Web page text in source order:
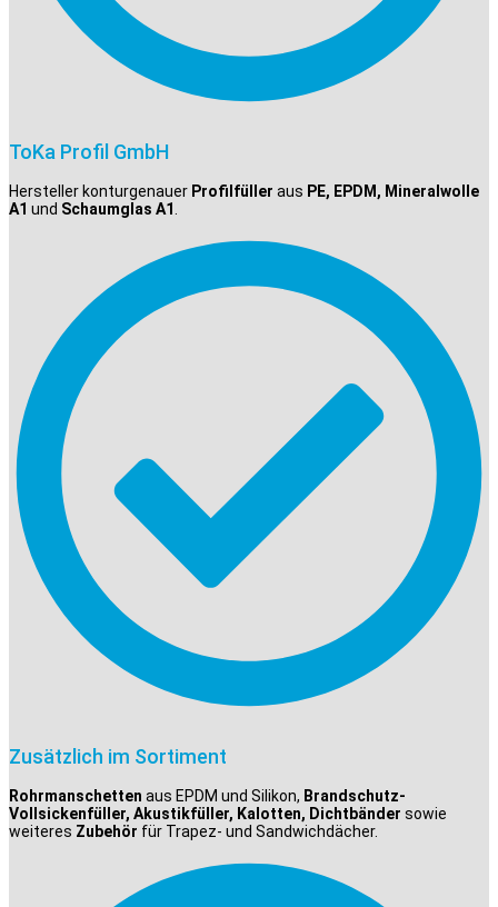
ToKa Profil GmbH
Hersteller konturgenauer Profilfüller aus PE, EPDM, Mineralwolle
A1 und Schaumglas A1.
Zusätzlich im Sortiment
Rohrmanschetten aus EPDM und Silikon, Brandschutz-
Vollsickenfüller, Akustikfüller, Kalotten, Dichtbänder sowie
weiteres Zubehör für Trapez- und Sandwichdächer.